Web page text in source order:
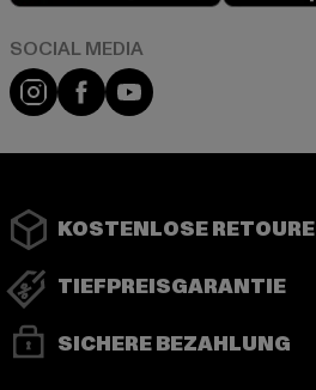
Instagram
FacebookYouTube
KOSTENLOSE RETOURE
TIEFPREISGARANTIE
SICHERE BEZAHLUNG